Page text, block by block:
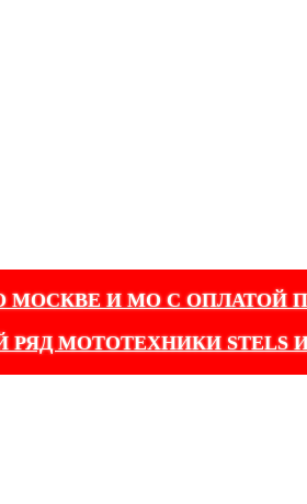
МОСКВЕ И МО С ОПЛАТОЙ
МОТОТЕХНИКИ STELS И